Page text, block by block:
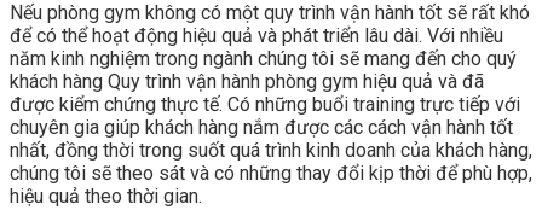
Nếu phòng gym không có một quy trình vận hành tốt sẽ rất khó
để có thể hoạt động hiệu quả và phát triển lâu dài. Với nhiều
năm kinh nghiệm trong ngành chúng tôi sẽ mang đến cho quý
khách hàng Quy trình vận hành phòng gym hiệu quả và đã
được kiểm chứng thực tế. Có những buổi training trực tiếp với
chuyên gia giúp khách hàng nắm được các cách vận hành tốt
nhất, đồng thời trong suốt quá trình kinh doanh của khách hàng,
chúng tôi sẽ theo sát và có những thay đổi kịp thời để phù hợp,
hiệu quả theo thời gian.